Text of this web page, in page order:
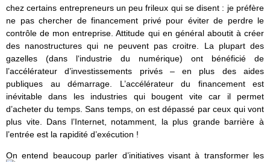
chez certains entrepreneurs un peu frileux qui se disent : je préfère
ne pas chercher de financement privé pour éviter de perdre le
contrôle de mon entreprise. Attitude qui en général aboutit à créer
des nanostructures qui ne peuvent pas croitre. La plupart des
gazelles (dans l‘industrie du numérique) ont bénéficié de
l’accélérateur d’investissements privés – en plus des aides
publiques au démarrage. L’accélérateur du financement est
inévitable dans les industries qui bougent vite car il permet
d’acheter du temps. Sans temps, on est dépassé par ceux qui vont
plus vite. Dans l’Internet, notamment, la plus grande barrière à
l’entrée est la rapidité d’exécution !
On entend beaucoup parler d’initiatives visant à transformer les